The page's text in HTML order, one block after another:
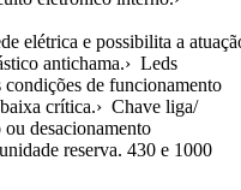
elétrica e possibilita a
antichama.› Leds
de funcionamento
crítica.› Chave liga/
desacionamento
reserva. 430 e 1000